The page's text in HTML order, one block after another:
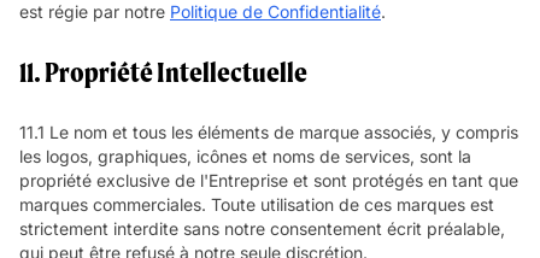
est régie par notre Politique de Confidentialité.
11. Propriété Intellectuelle
11.1 Le nom et tous les éléments de marque associés, y compris
les logos, graphiques, icônes et noms de services, sont la
propriété exclusive de l'Entreprise et sont protégés en tant que
marques commerciales. Toute utilisation de ces marques est
strictement interdite sans notre consentement écrit préalable,
qui peut être refusé à notre seule discrétion.